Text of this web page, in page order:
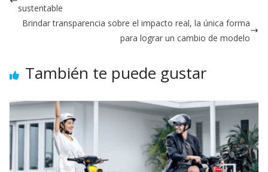
sustentable
Brindar transparencia sobre el impacto real, la única forma
para lograr un cambio de modelo
También te puede gustar